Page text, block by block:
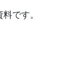
です。